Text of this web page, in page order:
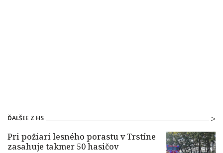
ĎALŠIE Z HS
Pri požiari lesného porastu v Trstíne
zasahuje takmer 50 hasičov